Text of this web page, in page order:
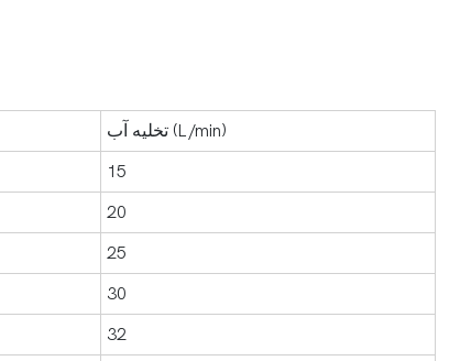
تخلیه آب (L/min)
15
20
25
30
32